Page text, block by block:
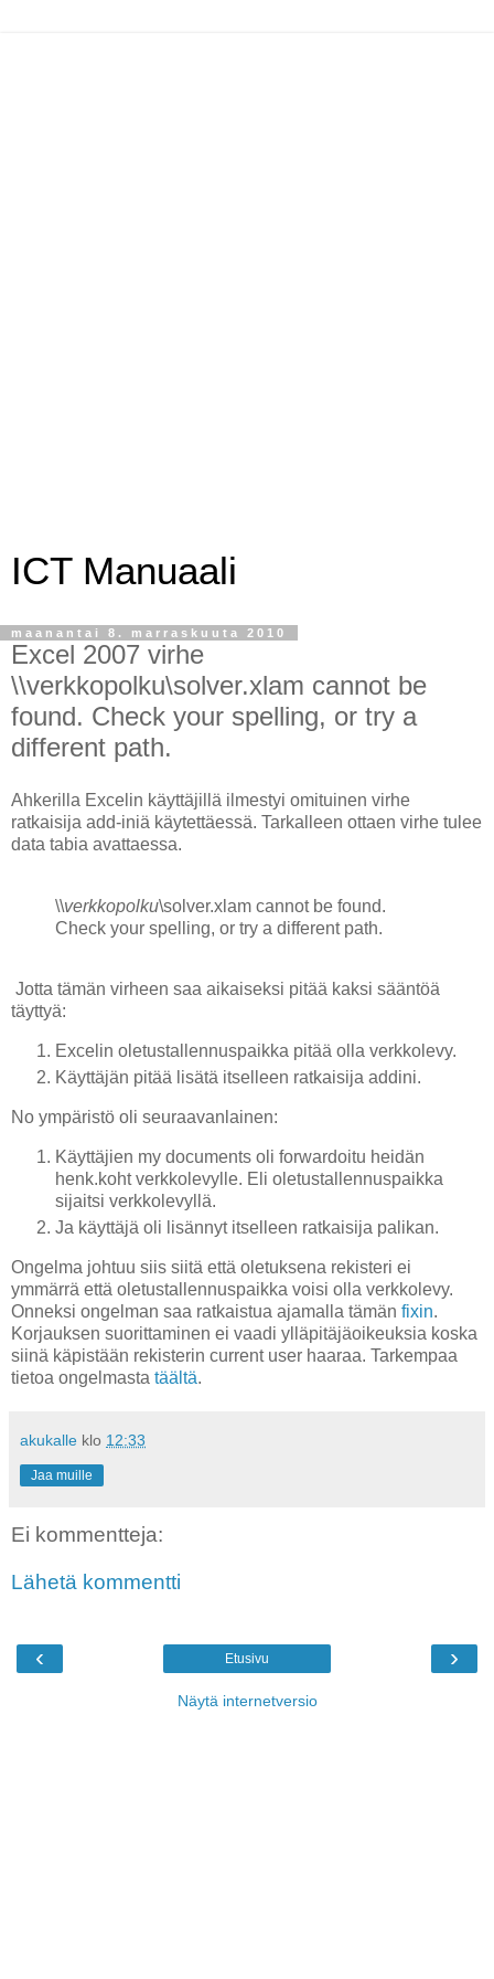
ICT Manuaali
maanantai 8. marraskuuta 2010
Excel 2007 virhe
\\verkkopolku\solver.xlam cannot be
found. Check your spelling, or try a
different path.
Ahkerilla Excelin käyttäjillä ilmestyi omituinen virhe
ratkaisija add-iniä käytettäessä. Tarkalleen ottaen virhe tulee
data tabia avattaessa.
\\verkkopolku\solver.xlam cannot be found.
Check your spelling, or try a different path.
Jotta tämän virheen saa aikaiseksi pitää kaksi sääntöä
täyttyä:
Excelin oletustallennuspaikka pitää olla verkkolevy.
Käyttäjän pitää lisätä itselleen ratkaisija addini.
No ympäristö oli seuraavanlainen:
Käyttäjien my documents oli forwardoitu heidän
henk.koht verkkolevylle. Eli oletustallennuspaikka
sijaitsi verkkolevyllä.
Ja käyttäjä oli lisännyt itselleen ratkaisija palikan.
Ongelma johtuu siis siitä että oletuksena rekisteri ei
ymmärrä että oletustallennuspaikka voisi olla verkkolevy.
Onneksi ongelman saa ratkaistua ajamalla tämän fixin.
Korjauksen suorittaminen ei vaadi ylläpitäjäoikeuksia koska
siinä käpistään rekisterin current user haaraa. Tarkempaa
tietoa ongelmasta täältä.
akukalle klo 12:33
Jaa muille
Ei kommentteja:
Lähetä kommentti
‹ ›
Etusivu
Näytä internetversio